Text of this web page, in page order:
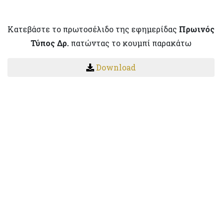
Κατεβάστε το πρωτοσέλιδο της εφημερίδας Πρωινός
Τύπος Δρ. πατώντας το κουμπί παρακάτω
Download